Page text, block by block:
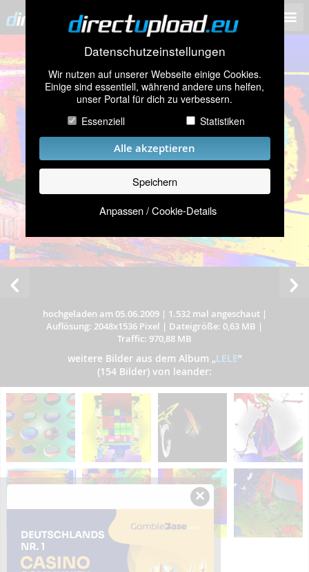
Datenschutzeinstellungen
Wir nutzen auf unserer Webseite einige Cookies.
Einige sind essentiell, während andere uns helfen,
unser Portal für dich zu verbessern.
Essenziell
Statistiken
Alle akzeptieren
Speichern
Anpassen / Cookie-Details
hochgeladen am 05.06.2009| 1.532 mal angeschaut|
Auflösung: 2048x1536 Pixel | Dateigröße: 0,63 MB |
Traffic: 970,88 MB
weitere Bilder aus dem Album „LELE”
(154 Bilder) von leander:
×